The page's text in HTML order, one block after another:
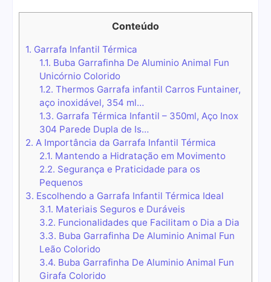
Conteúdo
1. Garrafa Infantil Térmica
1.1. Buba Garrafinha De Aluminio Animal Fun
Unicórnio Colorido
1.2. Thermos Garrafa infantil Carros Funtainer,
aço inoxidável, 354 ml…
1.3. Garrafa Térmica Infantil – 350ml, Aço Inox
304 Parede Dupla de Is…
2. A Importância da Garrafa Infantil Térmica
2.1. Mantendo a Hidratação em Movimento
2.2. Segurança e Praticidade para os
Pequenos
3. Escolhendo a Garrafa Infantil Térmica Ideal
3.1. Materiais Seguros e Duráveis
3.2. Funcionalidades que Facilitam o Dia a Dia
3.3. Buba Garrafinha De Aluminio Animal Fun
Leão Colorido
3.4. Buba Garrafinha De Aluminio Animal Fun
Girafa Colorido